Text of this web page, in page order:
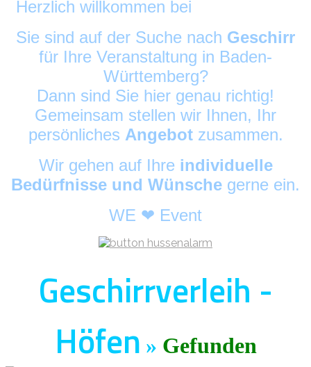
Herzlich willkommen bei
Sie sind auf der Suche nach Geschirr
für Ihre Veranstaltung in Baden-
Württemberg?
Dann sind Sie hier genau richtig!
Gemeinsam stellen wir Ihnen, Ihr
persönliches Angebot zusammen.
Wir gehen auf Ihre individuelle
Bedürfnisse und Wünsche gerne ein.
WE ❤ Event
Geschirrverleih -
Höfen » Gefunden